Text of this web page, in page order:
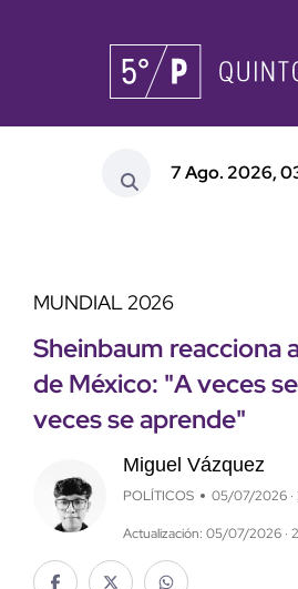
7 Ago. 2026,
MUNDIAL 2026
Sheinbaum reacciona
de México: "A veces
veces se aprende"
Miguel Vázquez
POLÍTICOS 05/07/2026 ·
Actualización: 05/07/2026 ·